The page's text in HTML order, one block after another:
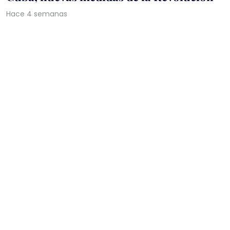
Hace 4 semanas